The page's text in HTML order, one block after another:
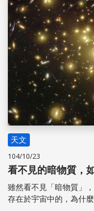
天文
104/10/23
看不見的暗物質，
雖然看不見「暗物質」
存在於宇宙中的，為什